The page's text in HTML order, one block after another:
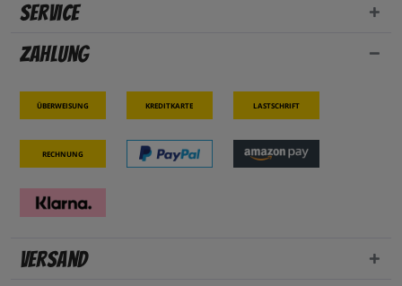
Service
Zahlung
Überweisung Kreditkarte Lastschrift
Rechnung
Versand